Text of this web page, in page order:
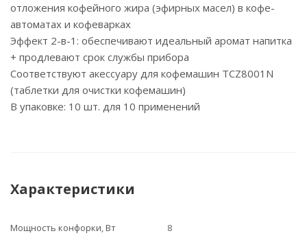
отложения кофейного жира (эфирных масел) в кофе-
автоматах и кофеварках
Эффект 2-в-1: обеспечивают идеальный аромат напитка
+ продлевают срок службы прибора
Соответствуют акессуару для кофемашин TCZ8001N
(таблетки для очистки кофемашин)
В упаковке: 10 шт. для 10 применений
Характеристики
Мощность конфорки, Вт
8